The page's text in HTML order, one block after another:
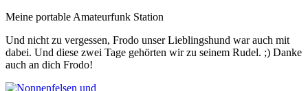
Meine portable Amateurfunk Station
Und nicht zu vergessen, Frodo unser Lieblingshund war auch mit
dabei. Und diese zwei Tage gehörten wir zu seinem Rudel. ;) Danke
auch an dich Frodo!